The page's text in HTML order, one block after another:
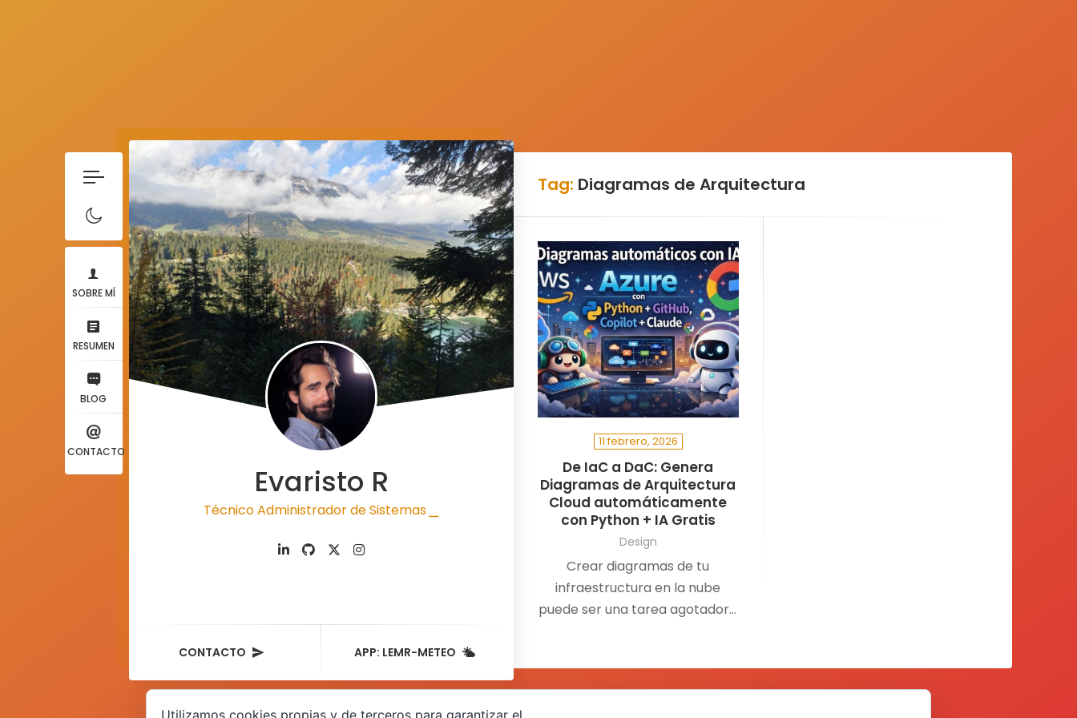
SOBRE MÍ
RESUMEN
BLOG
CONTACTO
Evaristo R
Técnico Administrador de Sistemas |
CONTACTO APP: LEMR-METEO
Tag: Diagramas de Arquitectura
11 febrero, 2026
De IaC a DaC: Genera
Diagramas de Arquitectura
Cloud automáticamente
con Python + IA Gratis
Design
Crear diagramas de tu
infraestructura en la nube
puede ser una tarea agotadora
proceso? En esta entrada,
exploramos una herramienta
Utilizamos cookies propias y de terceros para garantizar el